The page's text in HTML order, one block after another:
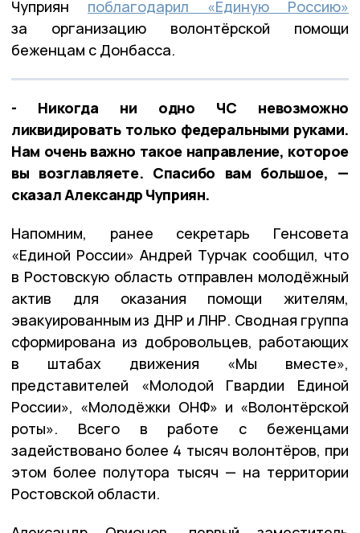
Чуприян поблагодарил «Единую Россию»
за организацию волонтёрской помощи
беженцам с Донбасса.
- Никогда ни одно ЧС невозможно
ликвидировать только федеральными руками.
Нам очень важно такое направление, которое
вы возглавляете. Спасибо вам большое, —
сказал Александр Чуприян.
Напомним, ранее секретарь Генсовета
«Единой России» Андрей Турчак сообщил, что
в Ростовскую область отправлен молодёжный
актив для оказания помощи жителям,
эвакуированным из ДНР и ЛНР. Сводная группа
сформирована из добровольцев, работающих
в штабах движения «Мы вместе»,
представителей «Молодой Гвардии Единой
России», «Молодёжки ОНФ» и «Волонтёрской
роты». Всего в работе с беженцами
задействовано более 4 тысяч волонтёров, при
этом более полутора тысяч — на территории
Ростовской области.